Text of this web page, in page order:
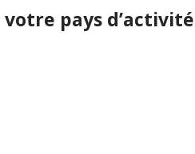
pays